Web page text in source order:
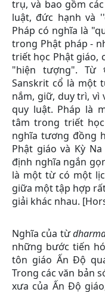
trụ, và bao gồm
luật, đức hạnh và
Pháp có nghĩa là
trong Phật pháp -
triết học Phật giáo,
"hiện tượng". Từ
Sanskrit cổ là một
nắm, giữ, duy trì, vì
quy luật. Pháp là
tâm trong triết
nghĩa tương đồng
Phật giáo và Kỳ
định nghĩa ngắn
là một từ có một
giữa một tập hợp
giải khác nhau.
Nghĩa của từ
những bước tiến
tôn giáo Ấn Độ
Trong các văn bản
xưa của Ấn Độ